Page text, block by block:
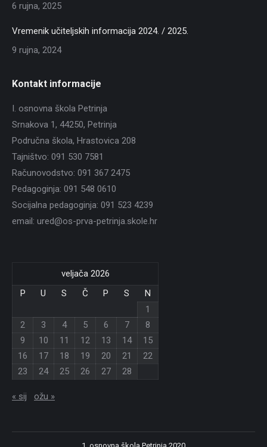
6 rujna, 2025
Vremenik učiteljskih informacija 2024. / 2025.
9 rujna, 2024
Kontakt informacije
I. osnovna škola Petrinja
Srnakova 1, 44250, Petrinja
Područna škola, Hrastovica 208
Tajništvo: 091 530 7581
Računovodstvo: 091 367 2475
Pedagoginja: 091 548 0610
Socijalna pedagoginja: 091 523 4239
email: ured@os-prva-petrinja.skole.hr
veljača 2026
P
U S Č P S
N
1
2
3 4 5 6 7
8
9
10 11 12 13 14
15
16
17 18 19 20 21
22
23
24 25 26 27 28
« sij ožu »